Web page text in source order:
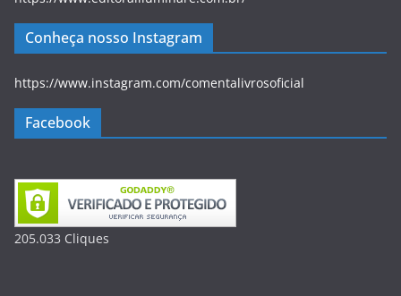
Conheça nosso Instagram
https://www.instagram.com/comentalivrosoficial
Facebook
205.033 Cliques